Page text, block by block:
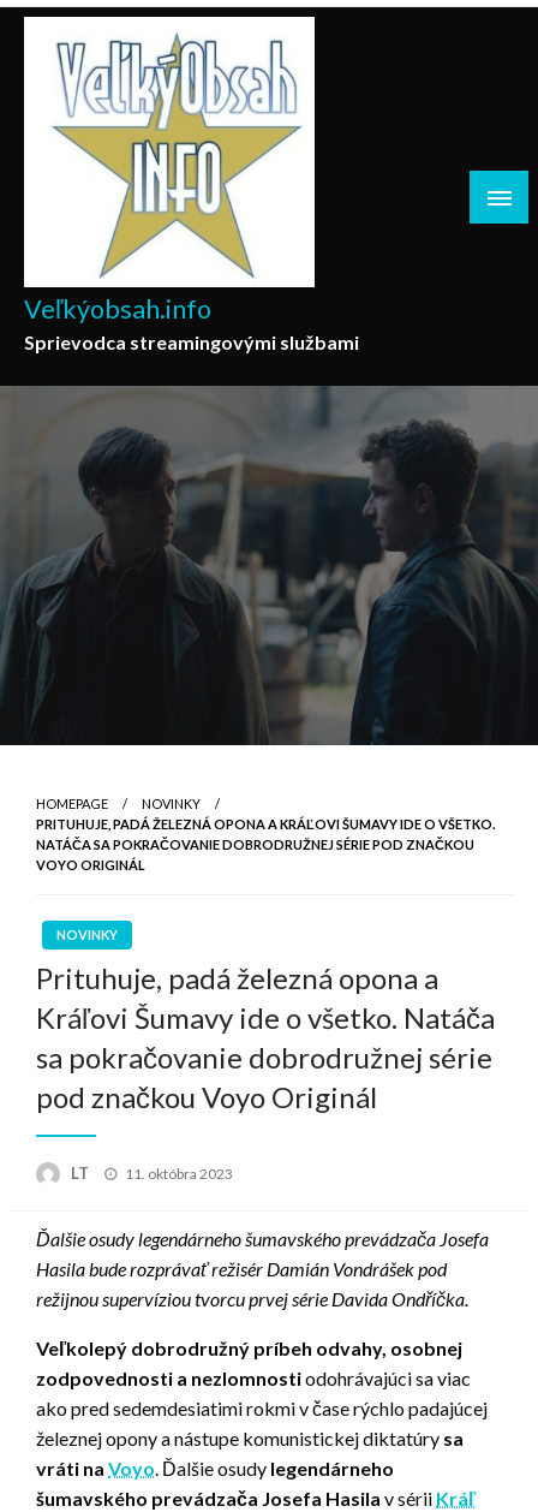
Skip
content
Veľkýobsah.info
Sprievodca streamingovými službami
HOMEPAGE
NOVINKY
PRITUHUJE, PADÁ ŽELEZNÁ OPONA A KRÁĽOVI ŠUMAVY IDE O VŠETKO.
NATÁČA SA POKRAČOVANIE DOBRODRUŽNEJ SÉRIE POD ZNAČKOU
VOYO ORIGINÁL
NOVINKY
Prituhuje, padá železná opona a
Kráľovi Šumavy ide o všetko. Natáča
sa pokračovanie dobrodružnej série
pod značkou Voyo Originál
LT
Posted
11. októbra 2023
Ďalšie osudy legendárneho šumavského prevádzača Josefa
Hasila bude rozprávať režisér Damián Vondrášek pod
režijnou supervíziou tvorcu prvej série Davida Ondříčka.
Veľkolepý dobrodružný príbeh odvahy, osobnej
zodpovednosti a nezlomnostiodohrávajúci sa viac
ako pred sedemdesiatimi rokmi v čase rýchlo padajúcej
železnej opony a nástupe komunistickej diktatúry sa
vráti na Voyo. Ďalšie osudy legendárneho
šumavského prevádzača Josefa Hasila v sérii Kráľ